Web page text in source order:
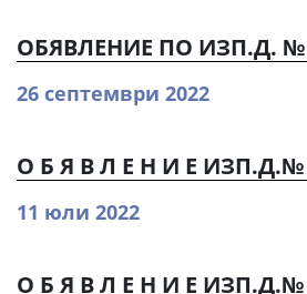
ОБЯВЛЕНИЕ ПО ИЗП.Д.
26 септември 2022
О Б Я В Л Е Н И Е ИЗП.Д.№
11 юли 2022
О Б Я В Л Е Н И Е ИЗП.Д.№